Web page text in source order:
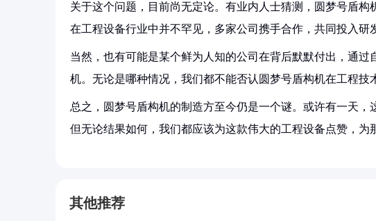
关于这个问题，目前尚无定论。有业内人士猜测，圆梦号盾
在工程设备行业中并不罕见，多家公司携手合作，共同投入研
当然，也有可能是某个鲜为人知的公司在背后默默付出，通
机。无论是哪种情况，我们都不能否认圆梦号盾构机在工程技
总之，圆梦号盾构机的制造方至今仍是一个谜。或许有一天，
但无论结果如何，我们都应该为这款伟大的工程设备点赞，为
其他推荐